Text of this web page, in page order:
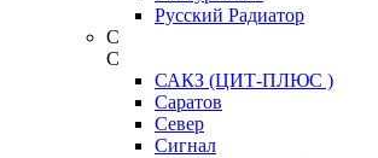
Русский Радиатор
С
С
САКЗ (ЦИТ-ПЛЮС )
Саратов
Север
Сигнал